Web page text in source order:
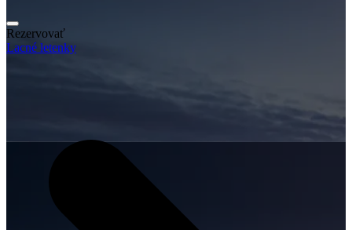
Rezervovať
Lacné letenky